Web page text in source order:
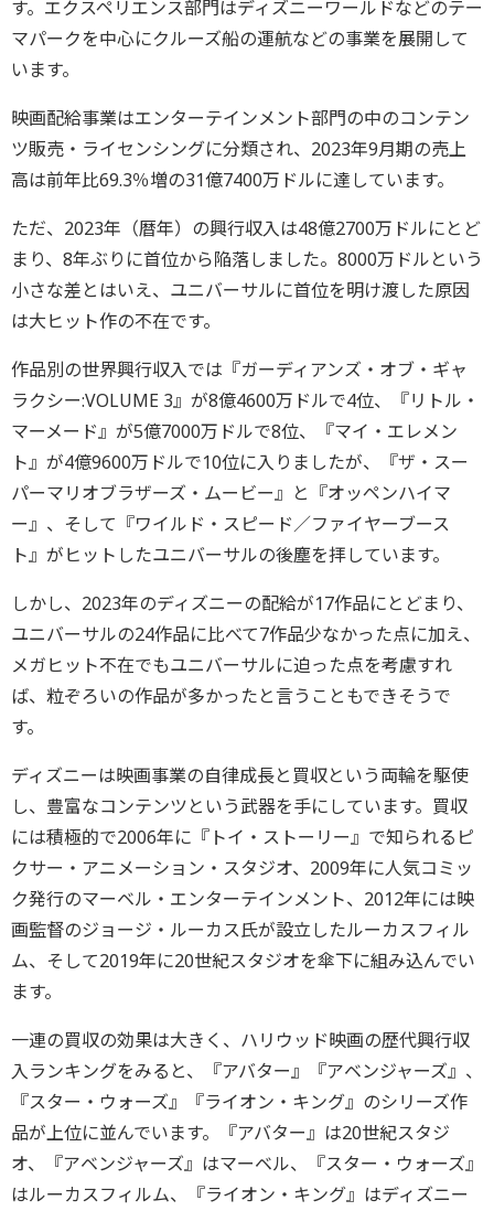
す。エクスペリエンス部門はディズニーワールドなどのテー
マパークを中心にクルーズ船の運航などの事業を展開して
います。
映画配給事業はエンターテインメント部門の中のコンテン
ツ販売・ライセンシングに分類され、2023年9月期の売上
高は前年比69.3％増の31億7400万ドルに達しています。
ただ、2023年（暦年）の興行収入は48億2700万ドルにとど
まり、8年ぶりに首位から陥落しました。8000万ドルという
小さな差とはいえ、ユニバーサルに首位を明け渡した原因
は大ヒット作の不在です。
作品別の世界興行収入では『ガーディアンズ・オブ・ギャ
ラクシー:VOLUME 3』が8億4600万ドルで4位、『リトル・
マーメード』が5億7000万ドルで8位、『マイ・エレメン
ト』が4億9600万ドルで10位に入りましたが、『ザ・スー
パーマリオブラザーズ・ムービー』と『オッペンハイマ
ー』、そして『ワイルド・スピード／ファイヤーブース
ト』がヒットしたユニバーサルの後塵を拝しています。
しかし、2023年のディズニーの配給が17作品にとどまり、
ユニバーサルの24作品に比べて7作品少なかった点に加え、
メガヒット不在でもユニバーサルに迫った点を考慮すれ
ば、粒ぞろいの作品が多かったと言うこともできそうで
す。
ディズニーは映画事業の自律成長と買収という両輪を駆使
し、豊富なコンテンツという武器を手にしています。買収
には積極的で2006年に『トイ・ストーリー』で知られるピ
クサー・アニメーション・スタジオ、2009年に人気コミッ
ク発行のマーベル・エンターテインメント、2012年には映
画監督のジョージ・ルーカス氏が設立したルーカスフィル
ム、そして2019年に20世紀スタジオを傘下に組み込んでい
ます。
一連の買収の効果は大きく、ハリウッド映画の歴代興行収
入ランキングをみると、『アバター』『アベンジャーズ』、
『スター・ウォーズ』『ライオン・キング』のシリーズ作
品が上位に並んでいます。『アバター』は20世紀スタジ
オ、『アベンジャーズ』はマーベル、『スター・ウォーズ』
はルーカスフィルム、『ライオン・キング』はディズニー